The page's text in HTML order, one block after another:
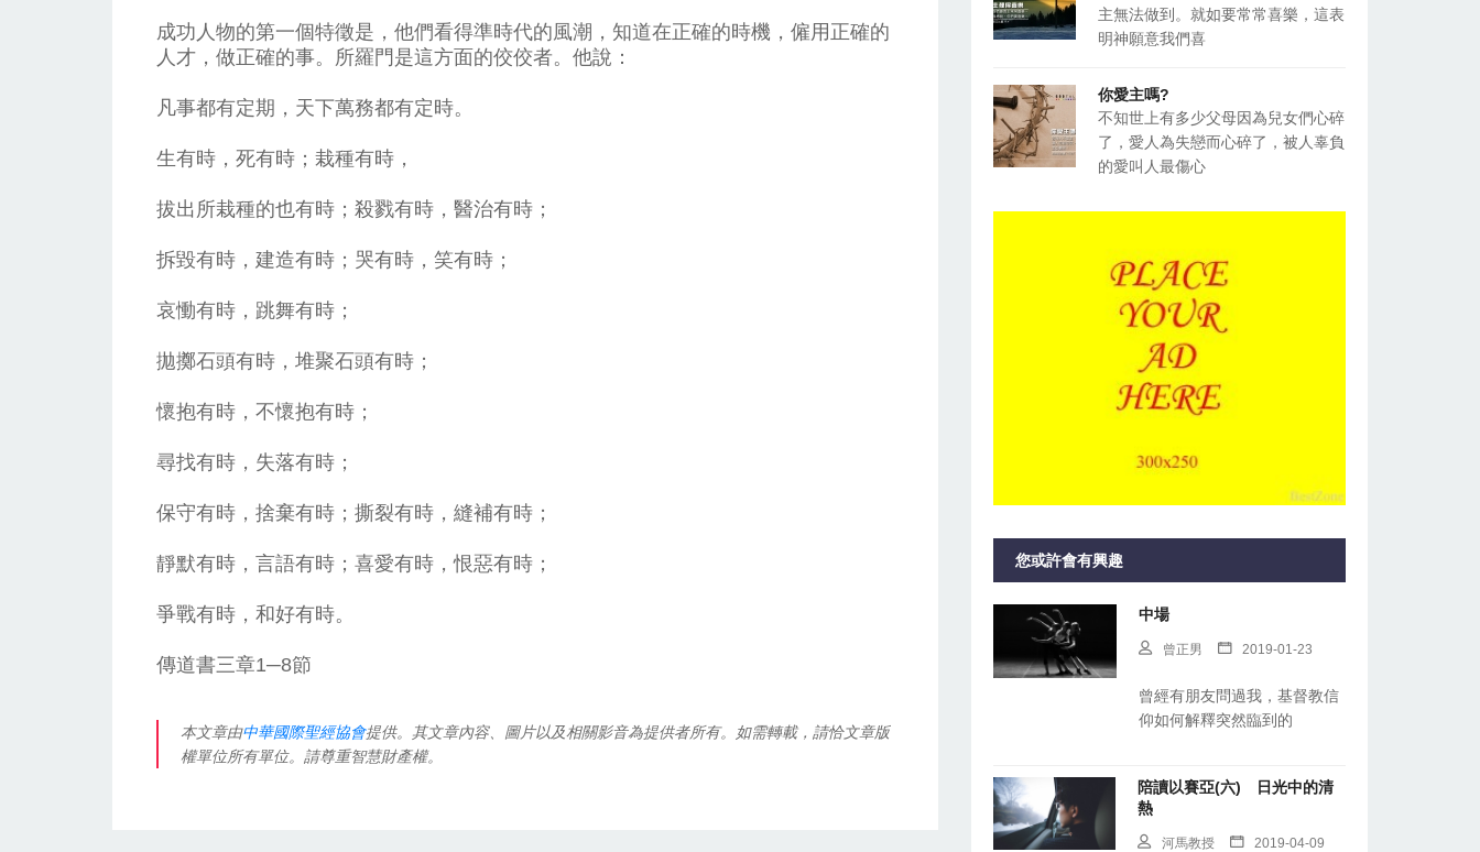
成功人物的第一個特徵是，他們看得準時代的風潮，知道在正確的時機，僱用正確的
人才，做正確的事。所羅門是這方面的佼佼者。他說：
凡事都有定期，天下萬務都有定時。
生有時，死有時；栽種有時，
拔出所栽種的也有時；殺戮有時，醫治有時；
拆毀有時，建造有時；哭有時，笑有時；
哀慟有時，跳舞有時；
拋擲石頭有時，堆聚石頭有時；
懷抱有時，不懷抱有時；
尋找有時，失落有時；
保守有時，捨棄有時；撕裂有時，縫補有時；
靜默有時，言語有時；喜愛有時，恨惡有時；
爭戰有時，和好有時。
傳道書三章1─8節
本文章由中華國際聖經協會提供。其文章內容、圖片以及相關影音為提供者所有。如需轉載，請恰文章版
權單位所有單位。請尊重智慧財產權。
主無法做到。就如要常常喜樂，這表
明神願意我們喜
你愛主嗎?
不知世上有多少父母因為兒女們心碎
了，愛人為失戀而心碎了，被人辜負
的愛叫人最傷心
您或許會有興趣
中場
曾正男 2019-01-23
曾經有朋友問過我，基督教信
仰如何解釋突然臨到的
陪讀以賽亞(六) 日光中的清
熱
河馬教授 2019-04-09